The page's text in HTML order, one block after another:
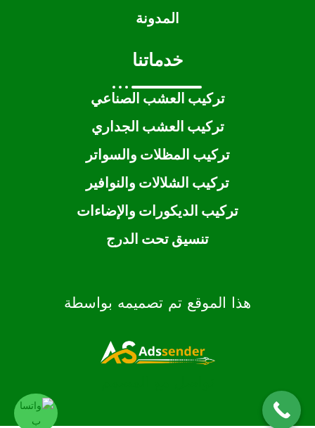
المدونة
خدماتنا
تركيب العشب الصناعي
تركيب العشب الجداري
تركيب المظلات والسواتر
تركيب الشلالات والنوافير
تركيب الديكورات والإضاءات
تنسيق تحت الدرج
هذا الموقع تم تصميمه بواسطة